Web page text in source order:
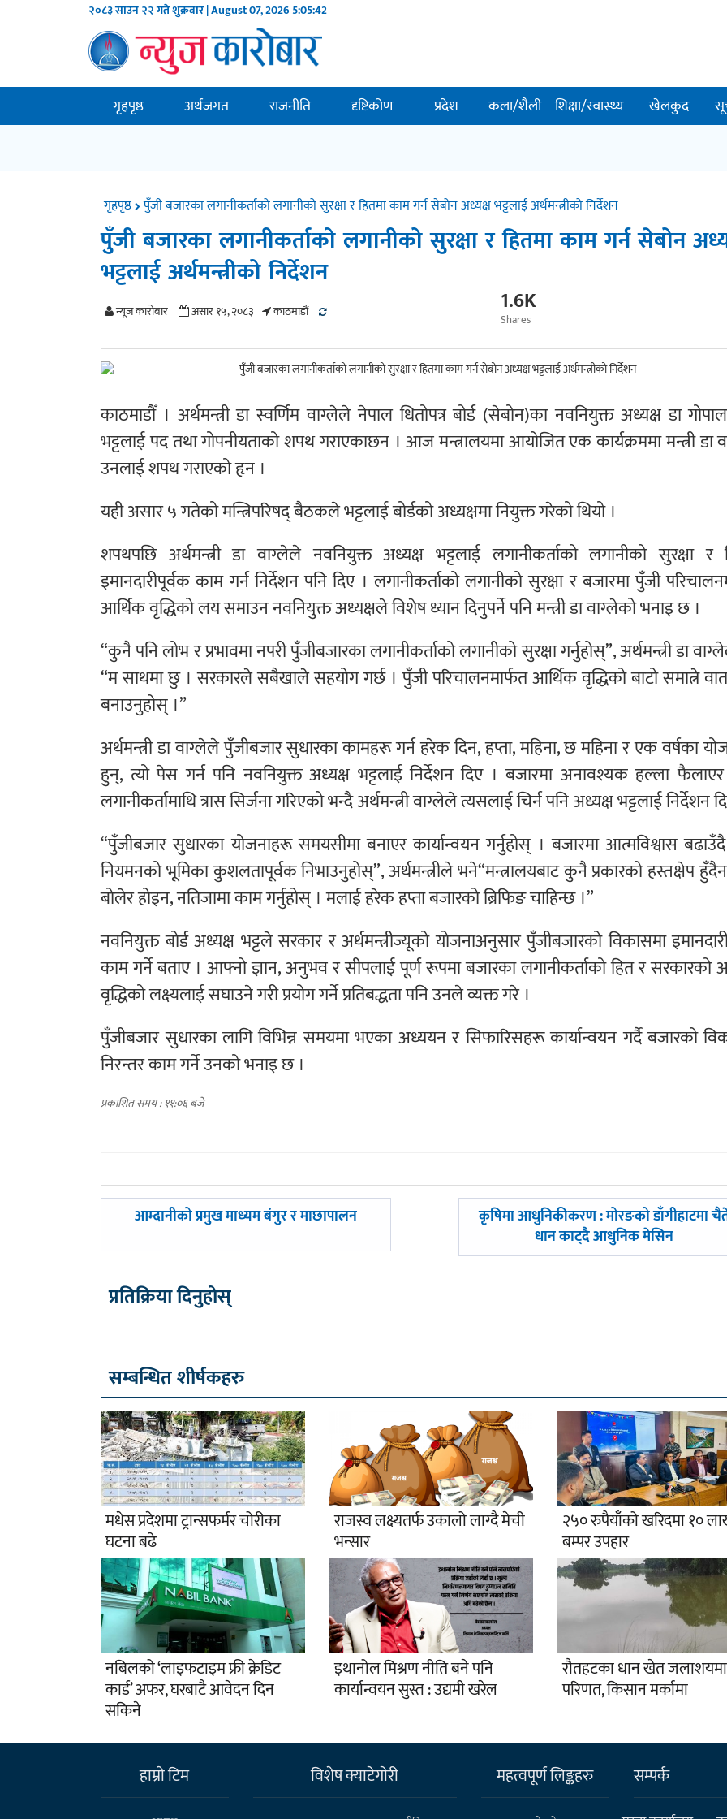
२०८३ साउन २२ गते शुक्रवार | August 07, 20265:05:43
गृहपृष्ठ अर्थजगत राजनीति दृष्टिकोण प्रदेश कला/शैली शिक्षा/स्वास्थ्य खेलकुद
गृहपृष्ठ पुँजी बजारका लगानीकर्ताको लगानीको सुरक्षा र हितमा काम गर्न सेबोन अध्यक्ष भट्टलाई अर्थमन्त्रीको निर्देशन
पुँजी बजारका लगानीकर्ताको लगानीको सुरक्षा र हितमा काम गर्न सेबोन
भट्टलाई अर्थमन्त्रीको निर्देशन
न्यूज काराेबार असार १५, २०८३ काठमाडाैं 1.6K
Shares
काठमाडौँ । अर्थमन्त्री डा स्वर्णिम वाग्लेले नेपाल धितोपत्र बोर्ड (सेबोन)का नवनियुक्त अध्यक्ष डा
भट्टलाई पद तथा गोपनीयताको शपथ गराएकाछन । आज मन्त्रालयमा आयोजित एक कार्यक्रममा मन्त्री डा
उनलाई शपथ गराएको हृन ।
यही असार ५ गतेको मन्त्रिपरिषद् बैठकले भट्टलाई बोर्डको अध्यक्षमा नियुक्त गरेको थियो ।
शपथपछि अर्थमन्त्री डा वाग्लेले नवनियुक्त अध्यक्ष भट्टलाई लगानीकर्ताको लगानीको सुरक्षा र
इमानदारीपूर्वक काम गर्न निर्देशन पनि दिए । लगानीकर्ताको लगानीको सुरक्षा र बजारमा पुँजी
आर्थिक वृद्धिको लय समाउन नवनियुक्त अध्यक्षले विशेष ध्यान दिनुपर्ने पनि मन्त्री डा वाग्लेको भनाइ छ ।
“कुनै पनि लोभ र प्रभावमा नपरी पुँजीबजारका लगानीकर्ताको लगानीको सुरक्षा गर्नुहोस्”, अर्थमन्त्री डा
“म साथमा छु । सरकारले सबैखाले सहयोग गर्छ । पुँजी परिचालनमार्फत आर्थिक वृद्धिको बाटो समात्ने
बनाउनुहोस् ।”
अर्थमन्त्री डा वाग्लेले पुँजीबजार सुधारका कामहरू गर्न हरेक दिन, हप्ता, महिना, छ महिना र एक वर्षका
हुन्, त्यो पेस गर्न पनि नवनियुक्त अध्यक्ष भट्टलाई निर्देशन दिए । बजारमा अनावश्यक हल्ला
लगानीकर्तामाथि त्रास सिर्जना गरिएको भन्दै अर्थमन्त्री वाग्लेले त्यसलाई चिर्न पनि अध्यक्ष भट्टलाई निर्देशन
“पुँजीबजार सुधारका योजनाहरू समयसीमा बनाएर कार्यान्वयन गर्नुहोस् । बजारमा आत्मविश्वास
नियमनको भूमिका कुशलतापूर्वक निभाउनुहोस्”, अर्थमन्त्रीले भने“मन्त्रालयबाट कुनै प्रकारको हस्तक्षेप
बोलेर होइन, नतिजामा काम गर्नुहोस् । मलाई हरेक हप्ता बजारको ब्रिफिङ चाहिन्छ ।”
नवनियुक्त बोर्ड अध्यक्ष भट्टले सरकार र अर्थमन्त्रीज्यूको योजनाअनुसार पुँजीबजारको विकासमा
काम गर्ने बताए । आफ्नो ज्ञान, अनुभव र सीपलाई पूर्ण रूपमा बजारका लगानीकर्ताको हित र सरकारको
वृद्धिको लक्ष्यलाई सघाउने गरी प्रयोग गर्ने प्रतिबद्धता पनि उनले व्यक्त गरे ।
पुँजीबजार सुधारका लागि विभिन्न समयमा भएका अध्ययन र सिफारिसहरू कार्यान्वयन गर्दै बजारको
निरन्तर काम गर्ने उनको भनाइ छ ।
प्रकाशित समय : ११:०६ बजे
पछिल्लाे
आम्दानीको प्रमुख माध्यम बंगुर र माछापालन
अघिल्लाे
कृषिमा आधुनिकीकरण : मोरङको डाँगीहाटमा
धान काट्दै आधुनिक मेसिन
प्रतिक्रिया दिनुहोस्
सम्बन्धित शीर्षकहरु
मधेस प्रदेशमा ट्रान्सफर्मर चोरीका
घटना बढे
राजस्व लक्ष्यतर्फ उकालो लाग्दै मेची
भन्सार
२५० रुपैयाँको खरिदमा १०
बम्पर उपहार
नबिलको ‘लाइफटाइम फ्री क्रेडिट
कार्ड’ अफर, घरबाटै आवेदन दिन
सकिने
इथानोल मिश्रण नीति बने पनि
कार्यान्वयन सुस्त : उद्यमी खरेल
रौतहटका धान खेत जलाशयमा
परिणत, किसान मर्कामा
हाम्राे टिम विशेष क्याटेगाेरी महत्वपूर्ण लिङ्कहरु सम्पर्क